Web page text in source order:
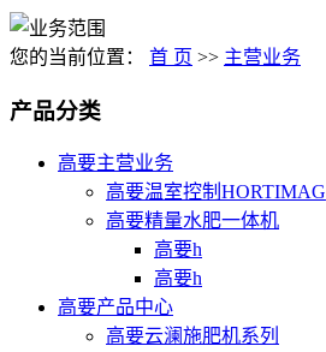
您的当前位置： 首 页 >> 主营业务
产品分类
高要主营业务
高要温室控制HORTIMAG
高要精量水肥一体机
高要h
高要h
高要产品中心
高要云澜施肥机系列